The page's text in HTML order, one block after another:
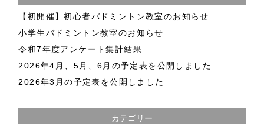
【初開催】初心者バドミントン教室のお知らせ
小学生バドミントン教室のお知らせ
令和7年度アンケート集計結果
2026年4月、5月、6月の予定表を公開しました
2026年3月の予定表を公開しました
カテゴリー